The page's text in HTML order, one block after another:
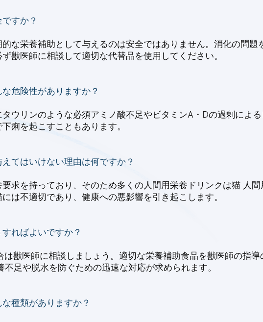
すか？
な栄養補助として与えるのは安全ではありません。消化の問
獣医師に相談して適切な代替品を使用してください。
危険性がありますか？
ウリンのような必須アミノ酸不足やビタミンA・Dの過剰によ
痢を起こすこともあります。
てはいけない理由は何ですか？
求を持っており、そのため多くの人間用栄養ドリンクは猫 人
は不適切であり、健康への悪影響を引き起こします。
ればよいですか？
獣医師に相談しましょう。適切な栄養補助食品を獣医師の指
足や脱水を防ぐための迅速な対応が求められます。
種類がありますか？